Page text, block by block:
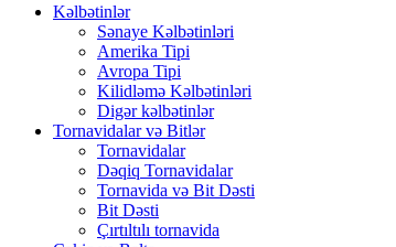
Kəlbətinlər
Sənaye Kəlbətinləri
Amerika Tipi
Avropa Tipi
Kilidləmə Kəlbətinləri
Digər kəlbətinlər
Tornavidalar və Bitlər
Tornavidalar
Dəqiq Tornavidalar
Tornavida və Bit Dəsti
Bit Dəsti
Çırtıltılı tornavida